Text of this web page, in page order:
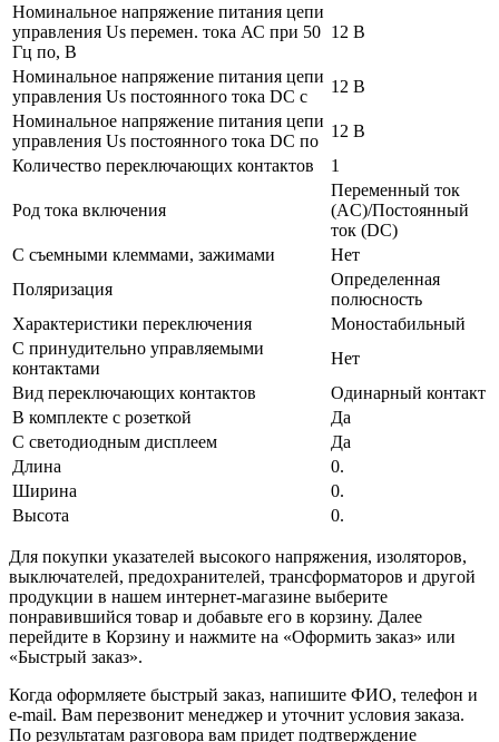
Номинальное напряжение питания цепи
управления Us перемен. тока АС при 50
Гц по, В
12 В
Номинальное напряжение питания цепи
управления Us постоянного тока DC с
12 В
Номинальное напряжение питания цепи
управления Us постоянного тока DC по
12 В
Количество переключающих контактов
1
Род тока включения
Переменный ток
(AC)/Постоянный
ток (DC)
С съемными клеммами, зажимами
Нет
Поляризация
Определенная
полюсность
Характеристики переключения
Моностабильный
С принудительно управляемыми
контактами
Нет
Вид переключающих контактов
Одинарный контакт
В комплекте с розеткой
Да
С светодиодным дисплеем
Да
Длина
0.
Ширина
0.
Высота
0.
Для покупки указателей высокого напряжения, изоляторов,
выключателей, предохранителей, трансформаторов и другой
продукции в нашем интернет-магазине выберите
понравившийся товар и добавьте его в корзину. Далее
перейдите в Корзину и нажмите на «Оформить заказ» или
«Быстрый заказ».
Когда оформляете быстрый заказ, напишите ФИО, телефон и
e-mail. Вам перезвонит менеджер и уточнит условия заказа.
По результатам разговора вам придет подтверждение